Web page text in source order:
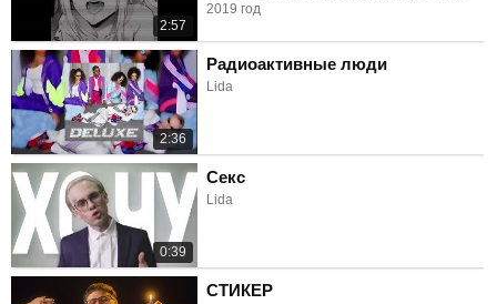
2:57
2019 год
2:36
Радиоактивные люди
Lida
0:39
Секс
Lida
СТИКЕР